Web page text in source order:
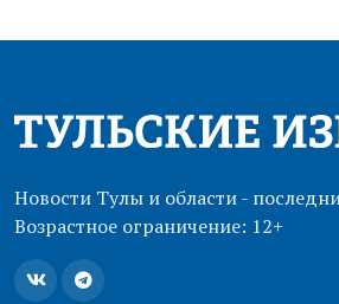
Новости Тулы и области -
Возрастное ограничение: 12+